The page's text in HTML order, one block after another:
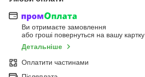
Ви отримаєте замовлення
або гроші повернуться на вашу картку
Детальніше
Оплатити частинами